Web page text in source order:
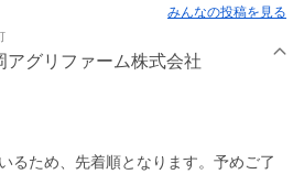
みんなの投稿を見る
アグリファーム株式会社
るため、先着順となります。予めご了